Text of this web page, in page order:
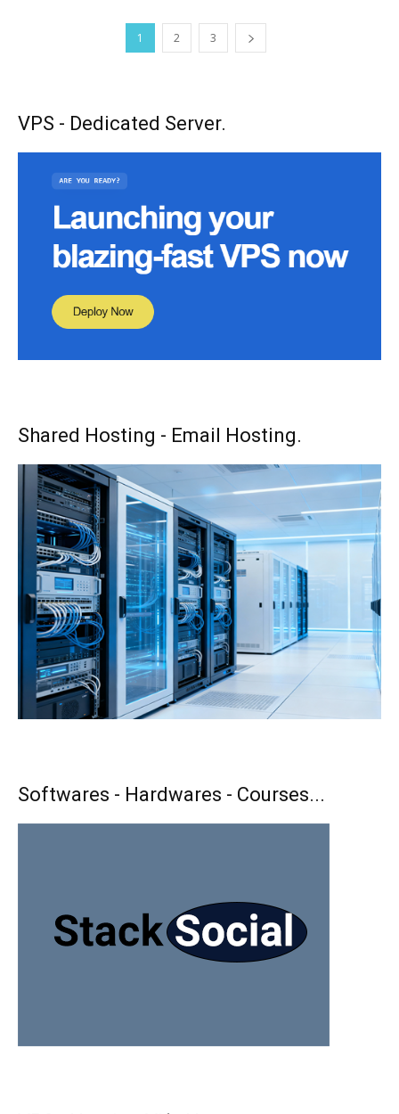
1 2 3
VPS - Dedicated Server.
Shared Hosting - Email Hosting.
Softwares - Hardwares - Courses...